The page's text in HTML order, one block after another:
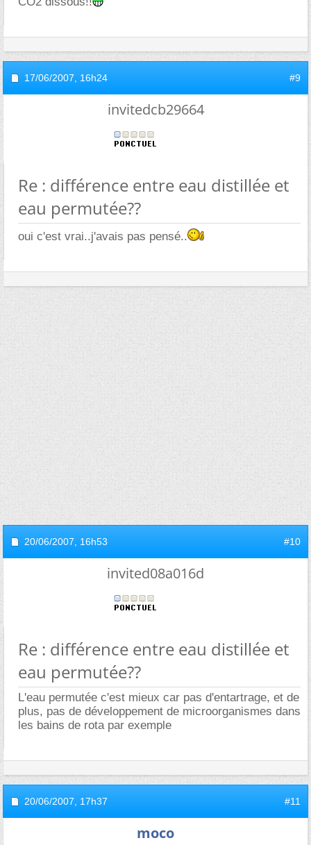
17/06/2007, 16h24 #9
invitedcb29664
Re : différence entre eau distillée et
eau permutée??
oui c'est vrai..j'avais pas pensé..
20/06/2007, 16h53 #10
invited08a016d
Re : différence entre eau distillée et
eau permutée??
L'eau permutée c'est mieux car pas d'entartrage, et de
plus, pas de développement de microorganismes dans
les bains de rota par exemple
20/06/2007, 17h37 #11
moco